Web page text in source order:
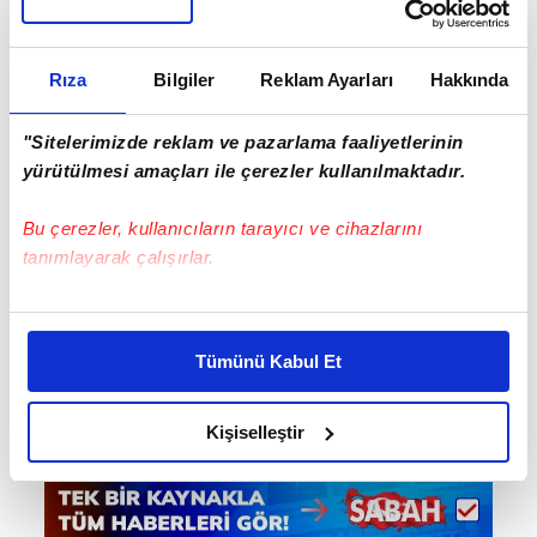
Rıza Bilgiler Reklam Ayarları Hakkında
"Sitelerimizde reklam ve pazarlama faaliyetlerinin
yürütülmesi amaçları ile çerezler kullanılmaktadır.
Bu çerezler, kullanıcıların tarayıcı ve cihazlarını
tanımlayarak çalışırlar.
Bu çerezlere izin vermeniz halinde sizlere özel
daha iyi reklam deneyimi yaşatabiliriz. Bunu yaparken
amacımızın size daha iyi bir reklam deneyimi sunmak
olduğunu ve sizlere en iyi içerikleri sunabilmek adına
elimizden gelen çabayı gösterdiğimizi ve bu noktada,
reklamların maliyetlerimizi karşılamak noktasında tek gelir
kalemimiz olduğunu sizlere hatırlatmak isteriz.
Tümünü Kabul Et
Kişiselleştir
Yağışların bolluğu nedeniyle kuruyan ve
Bu sevindirici bir haber" dedi.